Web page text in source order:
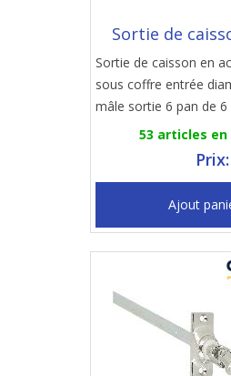
Sortie de
Sortie de caisson en
sous coffre entrée
mâle sortie 6 pan de 6
53 articles
Ajout